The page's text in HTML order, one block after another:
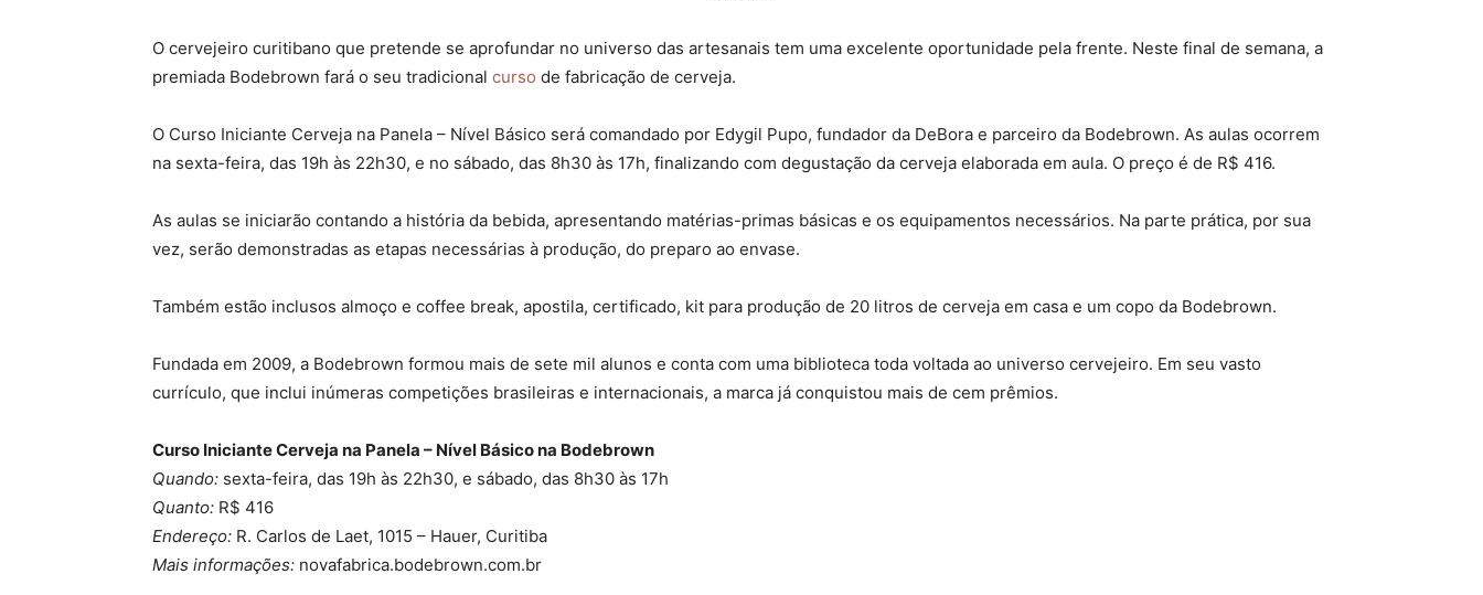
O cervejeiro curitibano que pretende se aprofundar no universo das artesanais tem uma excelente oportunidade pela frente. Neste final de semana, a
premiada Bodebrown fará o seu tradicional curso de fabricação de cerveja.
O Curso Iniciante Cerveja na Panela – Nível Básico será comandado por Edygil Pupo, fundador da DeBora e parceiro da Bodebrown. As aulas ocorrem
na sexta-feira, das 19h às 22h30, e no sábado, das 8h30 às 17h, finalizando com degustação da cerveja elaborada em aula. O preço é de R$ 416.
As aulas se iniciarão contando a história da bebida, apresentando matérias-primas básicas e os equipamentos necessários. Na parte prática, por sua
vez, serão demonstradas as etapas necessárias à produção, do preparo ao envase.
Também estão inclusos almoço e coffee break, apostila, certificado, kit para produção de 20 litros de cerveja em casa e um copo da Bodebrown.
Fundada em 2009, a Bodebrown formou mais de sete mil alunos e conta com uma biblioteca toda voltada ao universo cervejeiro. Em seu vasto
currículo, que inclui inúmeras competições brasileiras e internacionais, a marca já conquistou mais de cem prêmios.
Curso Iniciante Cerveja na Panela – Nível Básico na Bodebrown
Quando: sexta-feira, das 19h às 22h30, e sábado, das 8h30 às 17h
Quanto: R$ 416
Endereço: R. Carlos de Laet, 1015 – Hauer, Curitiba
Mais informações: novafabrica.bodebrown.com.br